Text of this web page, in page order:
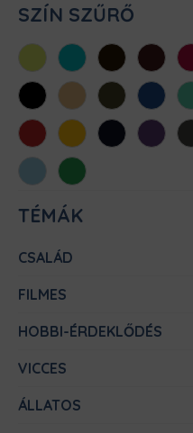
SZÍN SZŰRŐ
AlmazöldAtollkékBarnaBordó
FeketeHomokKhaki Királykék
Piros SárgaSötétkékSötétlila
Világoskék
Zöld
TÉMÁK
CSALÁD
FILMES
HOBBI-ÉRDEKLŐDÉS
VICCES
ÁLLATOS